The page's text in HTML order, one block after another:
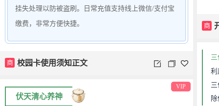
商
挂失处理以防被盗刷。日常充值支持线上微信/支付宝
缴费，非常方便快捷。
商 校园卡使用须知正文
利
伏天清心养神
VIP